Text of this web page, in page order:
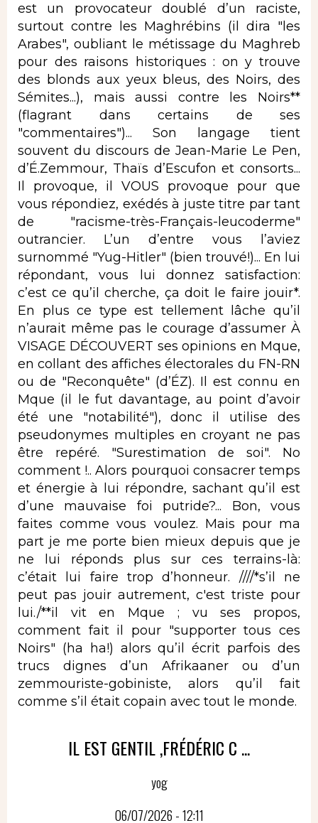
est un provocateur doublé d’un raciste,
surtout contre les Maghrébins (il dira "les
Arabes", oubliant le métissage du Maghreb
pour des raisons historiques : on y trouve
des blonds aux yeux bleus, des Noirs, des
Sémites...), mais aussi contre les Noirs**
(flagrant dans certains de ses
"commentaires")... Son langage tient
souvent du discours de Jean-Marie Le Pen,
d’É.Zemmour, Thaïs d’Escufon et consorts...
Il provoque, il VOUS provoque pour que
vous répondiez, exédés à juste titre par tant
de "racisme-très-Français-leucoderme"
outrancier. L’un d’entre vous l’aviez
surnommé "Yug-Hitler" (bien trouvé!)... En lui
répondant, vous lui donnez satisfaction:
c’est ce qu’il cherche, ça doit le faire jouir*.
En plus ce type est tellement lâche qu’il
n’aurait même pas le courage d’assumer À
VISAGE DÉCOUVERT ses opinions en Mque,
en collant des affiches électorales du FN-RN
ou de "Reconquête" (d’ÉZ). Il est connu en
Mque (il le fut davantage, au point d’avoir
été une "notabilité"), donc il utilise des
pseudonymes multiples en croyant ne pas
être repéré. "Surestimation de soi". No
comment !.. Alors pourquoi consacrer temps
et énergie à lui répondre, sachant qu’il est
d’une mauvaise foi putride?... Bon, vous
faites comme vous voulez. Mais pour ma
part je me porte bien mieux depuis que je
ne lui réponds plus sur ces terrains-là:
c’était lui faire trop d’honneur. ////*s’il ne
peut pas jouir autrement, c'est triste pour
lui./**il vit en Mque ; vu ses propos,
comment fait il pour "supporter tous ces
Noirs" (ha ha!) alors qu’il écrit parfois des
trucs dignes d’un Afrikaaner ou d’un
zemmouriste-gobiniste, alors qu’il fait
comme s’il était copain avec tout le monde.
IL EST GENTIL ,FRÉDÉRIC C ...
yog
06/07/2026 - 12:11